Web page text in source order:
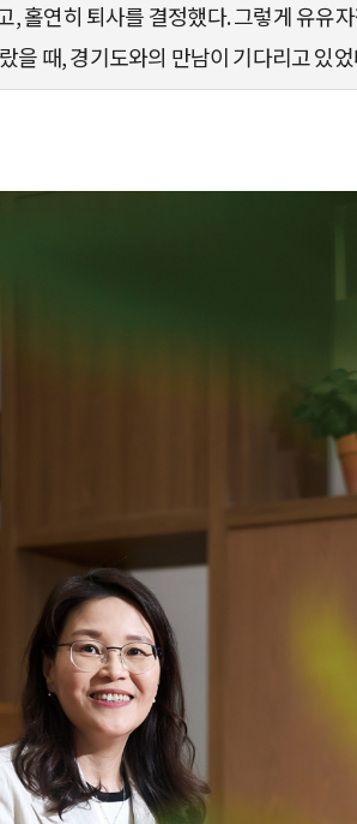
, 홀연히 퇴사를 결정했다. 그렇게 유유
을 때, 경기도와의 만남이 기다리고 있